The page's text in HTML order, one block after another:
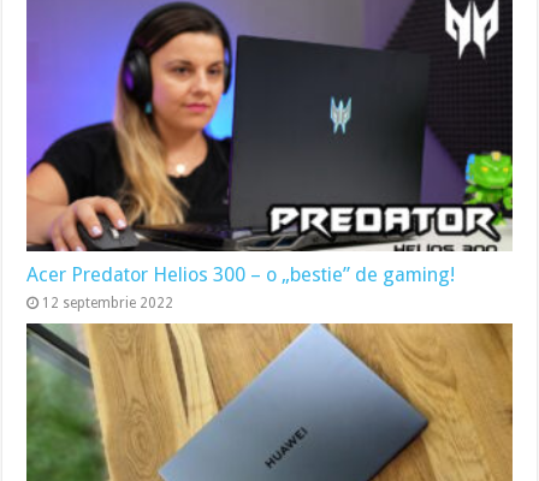
Acer Predator Helios 300 – o „bestie” de gaming!
12 septembrie 2022